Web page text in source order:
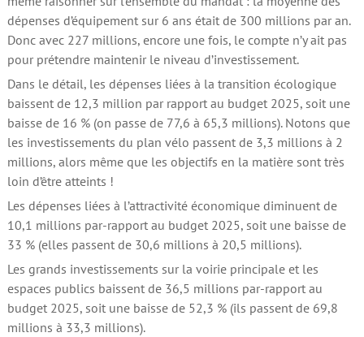
dépenses d’équipement sur 6 ans était de 300 millions par an.
Donc avec 227 millions, encore une fois, le compte n’y ait pas
pour prétendre maintenir le niveau d’investissement.
Dans le détail, les dépenses liées à la transition écologique
baissent de 12,3 million par rapport au budget 2025, soit une
baisse de 16 % (on passe de 77,6 à 65,3 millions). Notons que
les investissements du plan vélo passent de 3,3 millions à 2
millions, alors même que les objectifs en la matière sont très
loin d’être atteints !
Les dépenses liées à l’attractivité économique diminuent de
10,1 millions par-rapport au budget 2025, soit une baisse de
33 % (elles passent de 30,6 millions à 20,5 millions).
Les grands investissements sur la voirie principale et les
espaces publics baissent de 36,5 millions par-rapport au
budget 2025, soit une baisse de 52,3 % (ils passent de 69,8
millions à 33,3 millions).